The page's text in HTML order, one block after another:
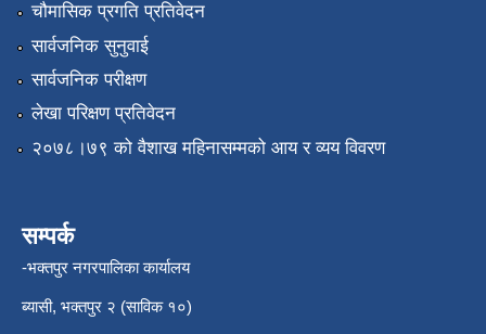
चौमासिक प्रगति प्रतिवेदन
सार्वजनिक सुनुवाई
सार्वजनिक परीक्षण
लेखा परिक्षण प्रतिवेदन
२०७८।७९ को वैशाख महिनासम्मको आय र व्यय विवरण
सम्पर्क
-भक्तपुर नगरपालिका कार्यालय
ब्यासी, भक्तपुर २ (साविक १०)